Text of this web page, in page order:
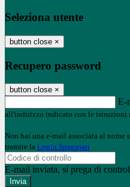
Seleziona utente
button close ×
Recupero password
button close ×
E-
all'indirizzo indicato con le istruzioni
Non hai una e-mail associata al nome
tramite la Login Spaggiari
E-mail inviata, si prega di